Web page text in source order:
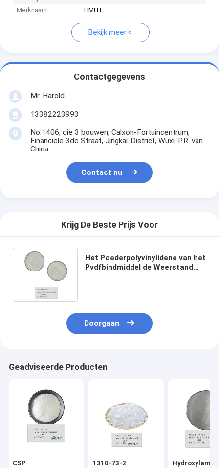
Merknaam
HMHT
Bekijk meer
Contactgegevens
Mr. Harold
13382223993
No.1406, die 3 bouwen, Calxon-Fortuincentrum,
Financiële 3de Straat, Jingkai-District, Wuxi, P.R. van
China
Contact nu
Krijg De Beste Prijs Voor
Het Poederpolyvinylidene van het
Pvdfbindmiddel de Weerstand
Doorgaan
Geadviseerde Producten
CSP
1310-73-2